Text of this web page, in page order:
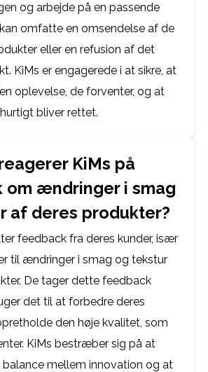
og arbejde på en passende
omfatte en omsendelse af de
eller en refusion af det
KiMs er engagerede i at sikre, at
oplevelse, de forventer, og at
bliver rettet.
KiMs på
om ændringer i smag
af deres produkter?
feedback fra deres kunder, især
til ændringer i smag og tekstur
De tager dette feedback
det til at forbedre deres
den høje kvalitet, som
KiMs bestræber sig på at
mellem innovation og at